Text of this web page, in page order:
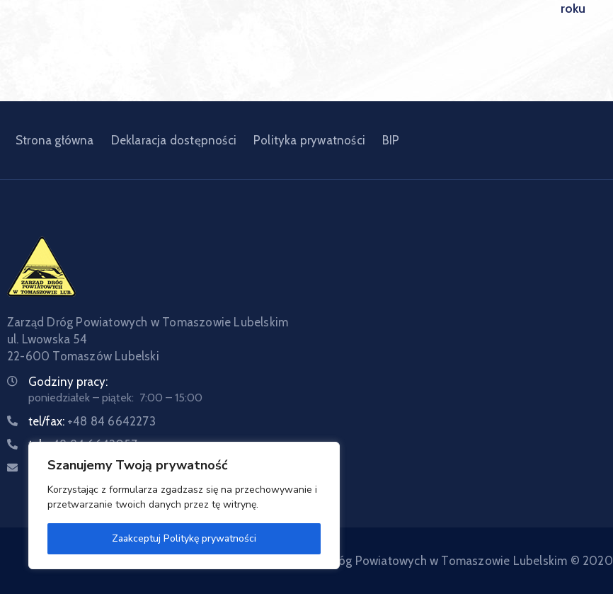
Szanujemy Twoją prywatność
Korzystając z formularza zgadzasz się na przechowywanie i
przetwarzanie twoich danych przez tę witrynę.
Zaakceptuj Politykę prywatności
roku
Strona główna Deklaracja dostępności Polityka prywatności BIP
Zarząd Dróg Powiatowych w Tomaszowie Lubelskim
ul. Lwowska 54
22-600 Tomaszów Lubelski
Godziny pracy:
poniedziałek – piątek: 7:00 – 15:00
tel/fax: +48 84 6642273
tel:+48 84 6642057
Email:sekretariat@zdptomaszow.pl
Zarząd Dróg Powiatowych w Tomaszowie Lubelskim © 2020